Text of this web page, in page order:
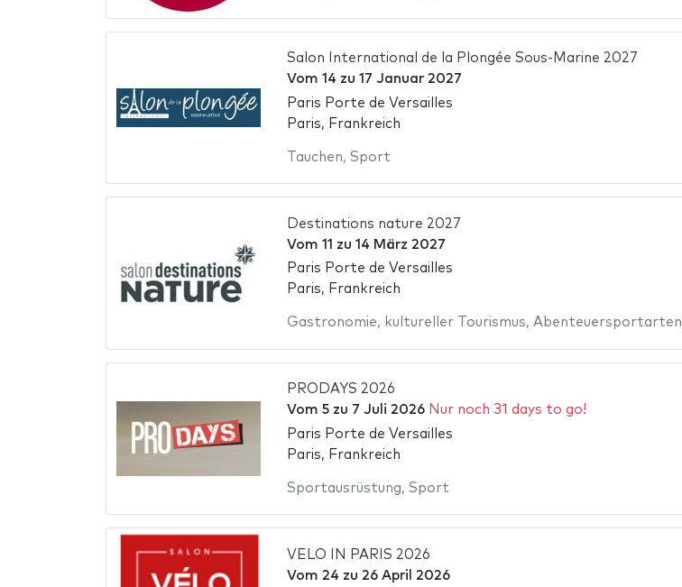
Salon International de la Plongée Sous-Marine 2027
Vom 14 zu 17 Januar 2027
Paris Porte de Versailles
Paris, Frankreich
Tauchen, Sport
Destinations nature 2027
Vom 11 zu 14 März 2027
Paris Porte de Versailles
Paris, Frankreich
Gastronomie, kultureller Tourismus, Abenteuersportarten
PRODAYS 2026
Vom 5zu 7 Juli 2026 Nur noch 31 days to go!
Paris Porte de Versailles
Paris, Frankreich
Sportausrüstung, Sport
VELO IN PARIS 2026
Vom 24 zu 26 April 2026